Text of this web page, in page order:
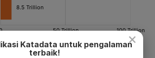
×
Katadata untuk pengalaman
terbaik!